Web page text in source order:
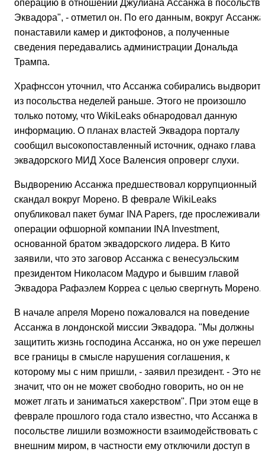
операцию в отношении Джулиана Ассанжа в посольстве
Эквадора", - отметил он. По его данным, вокруг Ассанжа
понаставили камер и диктофонов, а полученные
сведения передавались администрации Дональда
Трампа.
Храфнссон уточнил, что Ассанжа собирались выдворить
из посольства неделей раньше. Этого не произошло
только потому, что WikiLeaks обнародовал данную
информацию. О планах властей Эквадора порталу
сообщил высокопоставленный источник, однако глава
эквадорского МИД Хосе Валенсия опроверг слухи.
Выдворению Ассанжа предшествовал коррупционный
скандал вокруг Морено. В феврале WikiLeaks
опубликовал пакет бумаг INA Papers, где
операции офшорной компании INA Investment,
основанной братом эквадорского лидера. В Кито
заявили, что это заговор Ассанжа с венесуэльским
президентом Николасом Мадуро и бывшим главой
Эквадора Рафаэлем Корреа с целью свергнуть Морено.
В начале апреля Морено пожаловался на поведение
Ассанжа в лондонской миссии Эквадора. "Мы должны
защитить жизнь господина Ассанжа, но он уже перешел
все границы в смысле нарушения соглашения, к
которому мы с ним пришли, - заявил президент. - Это не
значит, что он не может свободно говорить, но он не
может лгать и заниматься хакерством". При этом еще в
феврале прошлого года стало известно, что Ассанжа в
посольстве лишили возможности взаимодействовать с
внешним миром, в частности ему отключили доступ в